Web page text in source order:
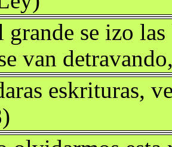
se izo
van
eskrituras,